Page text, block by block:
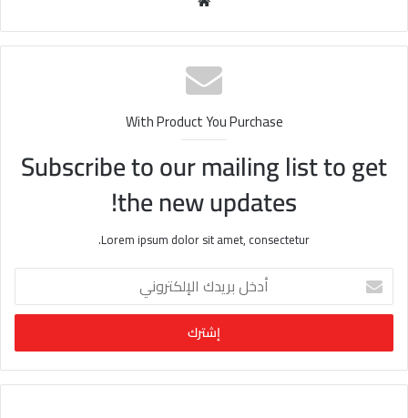
الوي
ب
With Product You Purchase
Subscribe to our mailing list to get
the new updates!
Lorem ipsum dolor sit amet, consectetur.
خ
ب
ر
ي